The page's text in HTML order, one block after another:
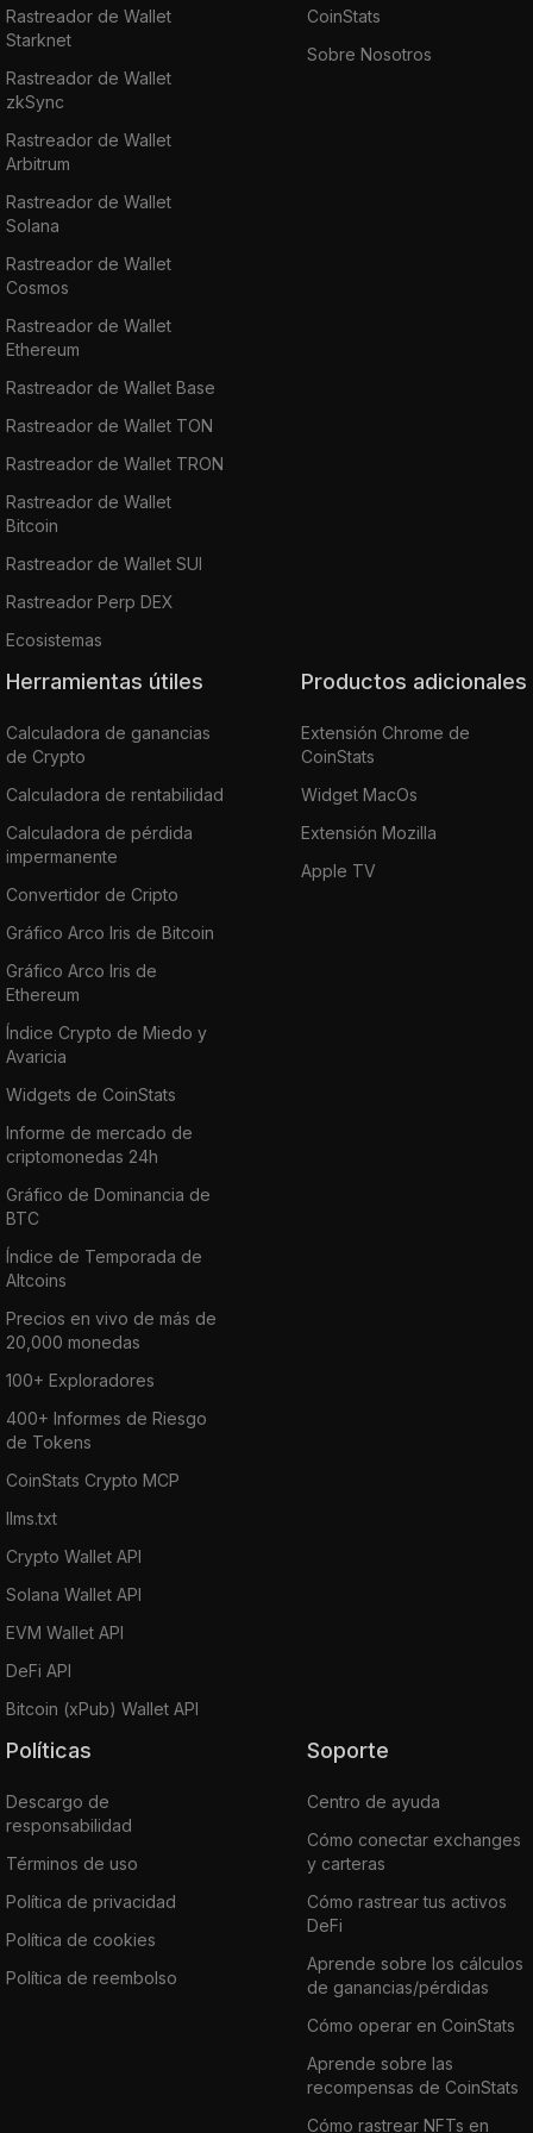
Rastreador de Wallet
Starknet
Rastreador de Wallet
zkSync
Rastreador de Wallet
Arbitrum
Rastreador de Wallet
Solana
Rastreador de Wallet
Cosmos
Rastreador de Wallet
Ethereum
Rastreador de Wallet Base
Rastreador de Wallet TON
Rastreador de Wallet TRON
Rastreador de Wallet
Bitcoin
Rastreador de Wallet SUI
Rastreador Perp DEX
Ecosistemas
CoinStats
Sobre Nosotros
Herramientas útiles
Calculadora de ganancias
de Crypto
Calculadora de rentabilidad
Calculadora de pérdida
impermanente
Convertidor de Cripto
Gráfico Arco Iris de Bitcoin
Gráfico Arco Iris de
Ethereum
Índice Crypto de Miedo y
Avaricia
Widgets de CoinStats
Informe de mercado de
criptomonedas 24h
Gráfico de Dominancia de
BTC
Índice de Temporada de
Altcoins
Precios en vivo de más de
20,000 monedas
100+ Exploradores
400+ Informes de Riesgo
de Tokens
CoinStats Crypto MCP
llms.txt
Crypto Wallet API
Solana Wallet API
EVM Wallet API
DeFi API
Bitcoin (xPub) Wallet API
Productos adicionales
Extensión Chrome de
CoinStats
Widget MacOs
Extensión Mozilla
Apple TV
Políticas
Descargo de
responsabilidad
Términos de uso
Política de privacidad
Política de cookies
Política de reembolso
Soporte
Centro de ayuda
Cómo conectar exchanges
y carteras
Cómo rastrear tus activos
DeFi
Aprende sobre los cálculos
de ganancias/pérdidas
Cómo operar en CoinStats
Aprende sobre las
recompensas de CoinStats
Cómo rastrear NFTs en